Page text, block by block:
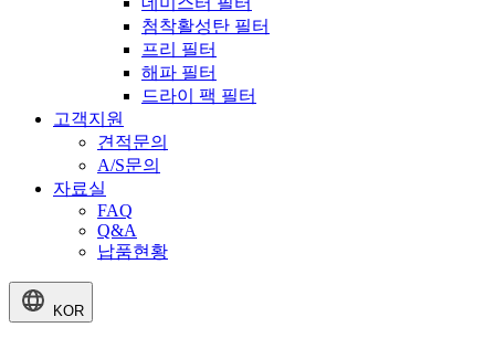
첨착활성탄 필터
프리 필터
해파 필터
드라이 팩 필터
고객지원
견적문의
A/S문의
자료실
FAQ
Q&A
납품현황
KOR